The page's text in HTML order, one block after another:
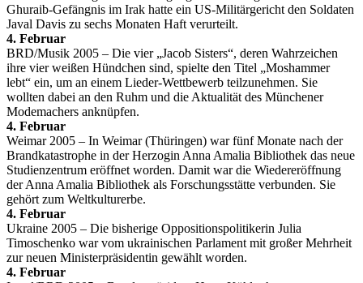
Ghuraib-Gefängnis im Irak hatte ein US-Militärgericht den Soldaten
Javal Davis zu sechs Monaten Haft verurteilt.
4. Februar
BRD/Musik 2005 – Die vier „Jacob Sisters“, deren Wahrzeichen
ihre vier weißen Hündchen sind, spielte den Titel „Moshammer
lebt“ ein, um an einem Lieder-Wettbewerb teilzunehmen. Sie
wollten dabei an den Ruhm und die Aktualität des Münchener
Modemachers anknüpfen.
4. Februar
Weimar 2005 – In Weimar (Thüringen) war fünf Monate nach der
Brandkatastrophe in der Herzogin Anna Amalia Bibliothek das neue
Studienzentrum eröffnet worden. Damit war die Wiedereröffnung
der Anna Amalia Bibliothek als Forschungsstätte verbunden. Sie
gehört zum Weltkulturerbe.
4. Februar
Ukraine 2005 – Die bisherige Oppositionspolitikerin Julia
Timoschenko war vom ukrainischen Parlament mit großer Mehrheit
zur neuen Ministerpräsidentin gewählt worden.
4. Februar